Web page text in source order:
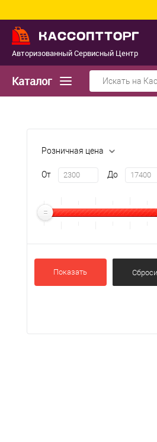
Авторизованный Сервисный Центр
Каталог
Розничная цена
От До
Показать